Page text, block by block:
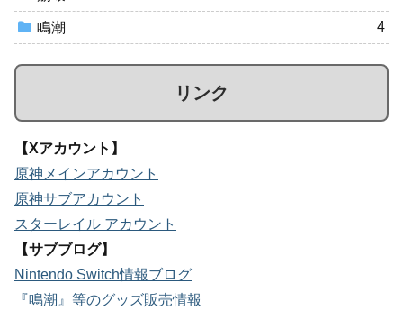
鳴潮 4
リンク
【Xアカウント】
原神メインアカウント
原神サブアカウント
スターレイル アカウント
【サブブログ】
Nintendo Switch情報ブログ
『鳴潮』等のグッズ販売情報